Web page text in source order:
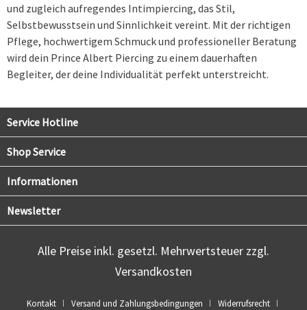
und zugleich aufregendes Intimpiercing, das Stil,
Selbstbewusstsein und Sinnlichkeit vereint. Mit der richtigen
Pflege, hochwertigem Schmuck und professioneller Beratung
wird dein Prince Albert Piercing zu einem dauerhaften
Begleiter, der deine Individualität perfekt unterstreicht.
Service Hotline
Shop Service
Informationen
Newsletter
Alle Preise inkl. gesetzl. Mehrwertsteuer zzgl.
Versandkosten
Kontakt Versand und Zahlungsbedingungen Widerrufsrecht